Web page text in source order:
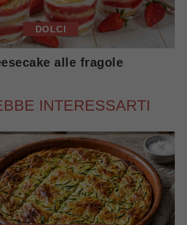
DOLCI
alle fragole
INTERESSARTI